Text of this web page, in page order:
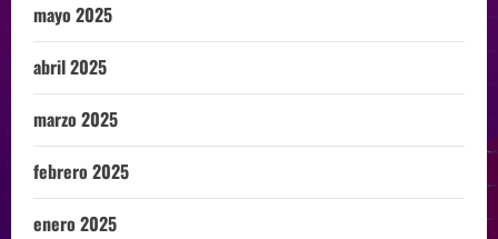
mayo 2025
abril 2025
marzo 2025
febrero 2025
enero 2025